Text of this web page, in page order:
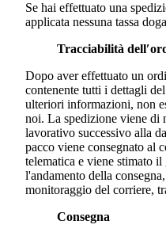
Se hai effettuato una
applicata nessuna tassa
Tracciabilità
Dopo aver effettuato un
contenente tutti i dettagli
ulteriori informazioni, non
noi. La spedizione viene di
lavorativo successivo alla
pacco viene consegnato al
telematica e viene stimato
l'andamento della
monitoraggio del corriere,
Consegna